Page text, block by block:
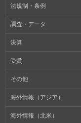
法規制・条例
調査・データ
決算
受賞
その他
海外情報（アジア）
海外情報（北米）